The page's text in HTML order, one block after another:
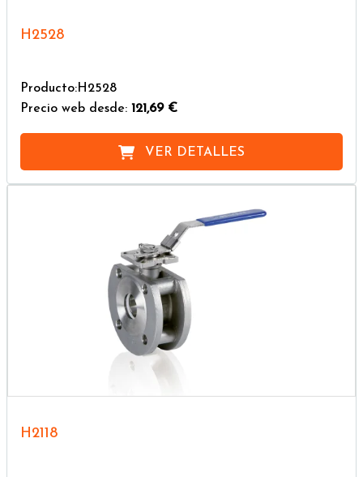
H2528
Producto:H2528
Precio web desde: 121,69 €
VER DETALLES
H2118